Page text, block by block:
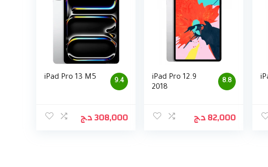
9.4
iPad Pro 13 M5
308,000د.ج
8.8
iPad Pro 12.9
2018
82,000د.ج